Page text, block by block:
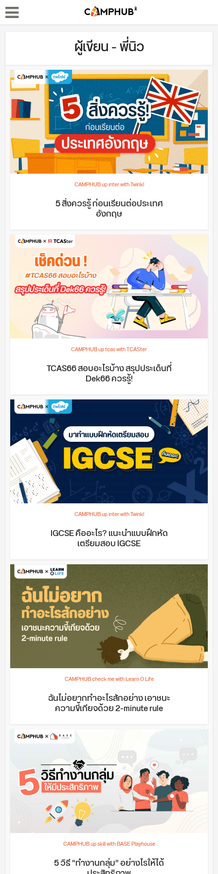
ผู้เขียน - พี่นิว
CAMPHUB up inter with Twinkl
5 สิ่งควรรู้ ก่อนเรียนต่อประเทศ
อังกฤษ
CAMPHUB up tcas with TCASter
TCAS66 สอบอะไรบ้าง สรุปประเด็นที่
Dek66 ควรรู้!
CAMPHUB up inter with Twinkl
IGCSE คืออะไร? แนะนำแบบฝึกหัด
เตรียมสอบ IGCSE
CAMPHUB check me with Learn O Life
ฉันไม่อยากทำอะไรสักอย่าง เอาชนะ
ความขี้เกียจด้วย 2-minute rule
CAMPHUB up skill with BASE Playhouse
5 วิธี “ทำงานกลุ่ม” อย่างไรให้ได้